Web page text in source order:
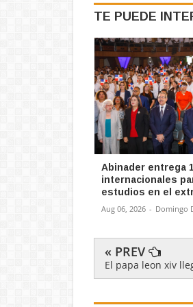
TE PUEDE
Abinader entrega
internacionales
estudios en el
Aug 06, 2026 - Domingo
« PREV
El papa leon xiv